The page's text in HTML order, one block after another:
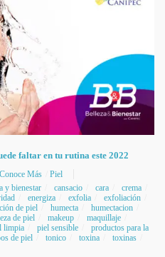
faltar en tu rutina este 2022
Conoce Más
Piel
y bienestar cansacio cara
crema
energiza exfolia
exfoliación
de piel humecta
humectacion
de piel makeup
maquillaje
limpia piel sensible
productos para la
de piel tonico toxina
toxinas